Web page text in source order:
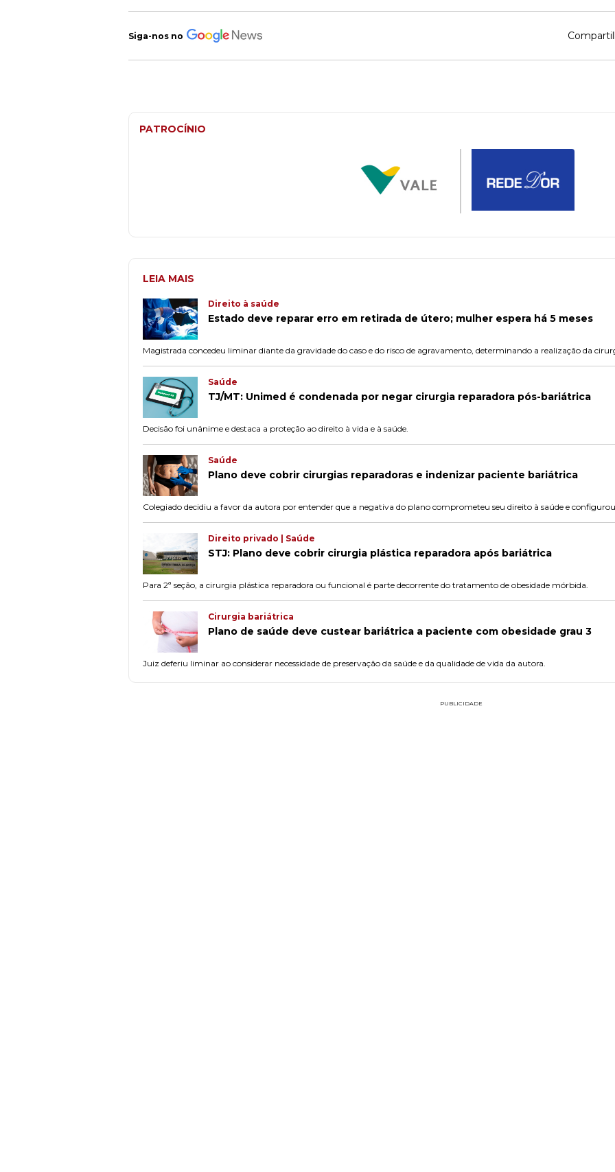
Siga-nos no
PATROCÍNIO
LEIA MAIS
Direito à saúde
Estado deve reparar erro em retirada de útero; mulher espera há 5 meses
Magistrada concedeu liminar diante da gravidade do caso e do risco de agravamento, determinando a realização da
Saúde
TJ/MT: Unimed é condenada por negar cirurgia reparadora pós-bariátrica
Decisão foi unânime e destaca a proteção ao direito à vida e à saúde.
Saúde
Plano deve cobrir cirurgias reparadoras e indenizar paciente bariátrica
Colegiado decidiu a favor da autora por entender que a negativa do plano comprometeu seu direito à saúde e
Direito privado | Saúde
STJ: Plano deve cobrir cirurgia plástica reparadora após bariátrica
Para 2ª seção, a cirurgia plástica reparadora ou funcional é parte decorrente do tratamento de obesidade mórbida.
Cirurgia bariátrica
Plano de saúde deve custear bariátrica a paciente com obesidade grau 3
Juiz deferiu liminar ao considerar necessidade de preservação da saúde e da qualidade de vida da autora.
PUBLICIDADE